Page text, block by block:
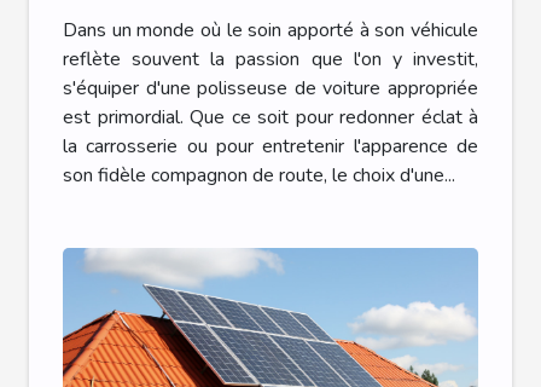
adaptée à vos besoins
Dans un monde où le soin apporté à son véhicule
reflète souvent la passion que l'on y investit,
s'équiper d'une polisseuse de voiture appropriée
est primordial. Que ce soit pour redonner éclat à
la carrosserie ou pour entretenir l'apparence de
son fidèle compagnon de route, le choix d'une...